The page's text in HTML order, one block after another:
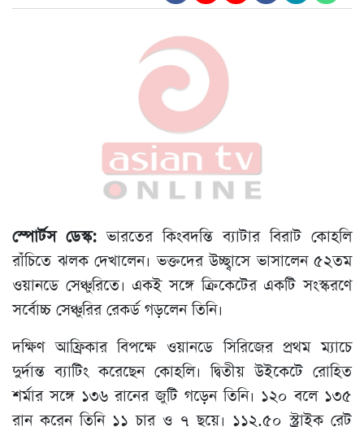
স্পোর্টস ডেস্ক: ভারতের কিংবদন্তি ব্যাটার বিরাট কোহলি
রাঁচিতে ঝলক দেখালেন। ভক্তদের উচ্ছ্বাসে ভাসালেন ৫২তম
ওয়ানডে সেঞ্চুরিতে। একই সঙ্গে ক্রিকেটের একটি সংস্করণে
সর্বোচ্চ সেঞ্চুরির রেকর্ড গড়লেন তিনি।
দক্ষিণ আফ্রিকার বিপক্ষে ওয়ানডে সিরিজের প্রথম ম্যাচে
দুর্দান্ত ব্যাটিং করেছেন কোহলি। দ্বিতীয় উইকেটে রোহিত
শর্মার সঙ্গে ১৩৬ রানের জুটি গড়েন তিনি। ১২০ বলে ১৩৫
রান করেন তিনি ১১ চার ও ৭ ছয়ে। ১১২.৫০ স্ট্রাইক রেট